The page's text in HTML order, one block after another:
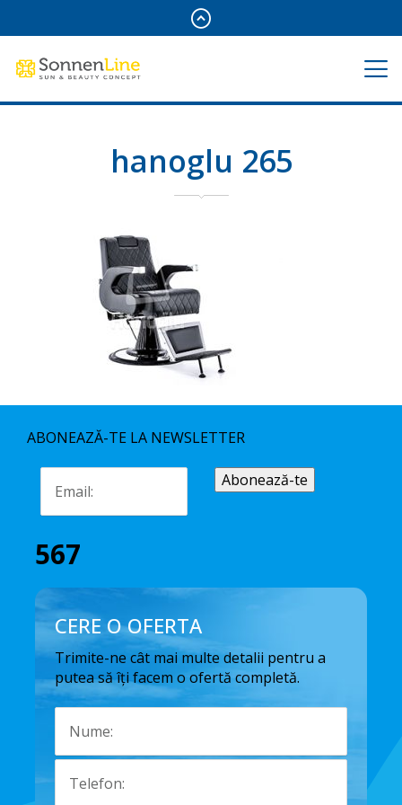
hanoglu 265
ABONEAZĂ-TE LA NEWSLETTER
567
CERE O OFERTA
Trimite-ne cât mai multe detalii pentru a
putea să îți facem o ofertă completă.